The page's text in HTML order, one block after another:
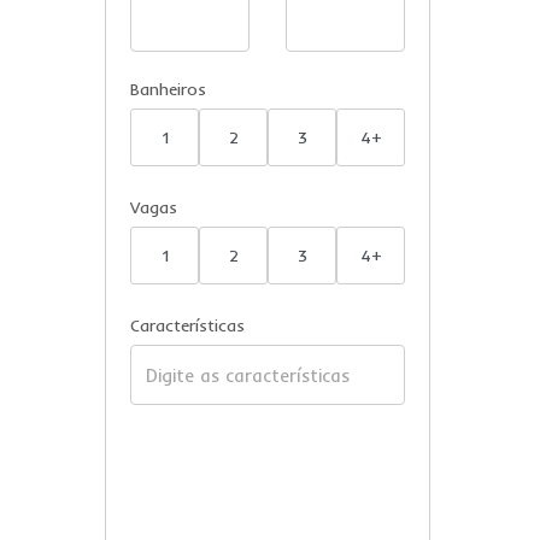
Banheiros
1 2 3 4+
Vagas
1 2 3 4+
Características